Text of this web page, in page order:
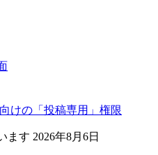
けの「投稿専用」権限
ます 2026年8月6日